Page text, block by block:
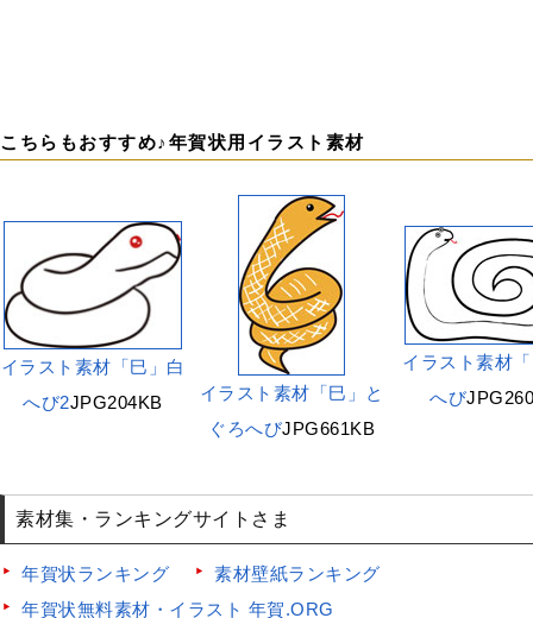
こちらもおすすめ♪年賀状用イラスト素材
イラスト素材「巳」白
へび2JPG204KB
イラスト素材「巳」と
ぐろへびJPG661KB
イラスト素材
へび
素材集・ランキングサイトさま
年賀状ランキング
素材壁紙ランキング
年賀状無料素材・イラスト 年賀.ORG